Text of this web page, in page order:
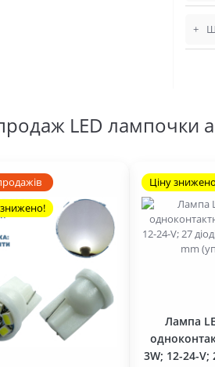
+
LED лампочки
Ціну
Лампа
3W; 12-24-V;